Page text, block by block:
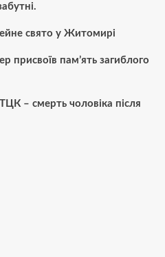
свято у Житомирі
присвоїв пам’ять загиблого
– смерть чоловіка після